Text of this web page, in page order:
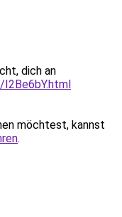
dich an
möchtest, kannst
.